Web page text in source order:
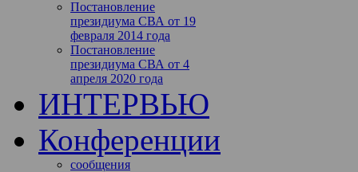
Постановление
президиума СВА от 19
февраля 2014 года
Постановление
президиума СВА от 4
апреля 2020 года
ИНТЕРВЬЮ
Конференции
сообщения